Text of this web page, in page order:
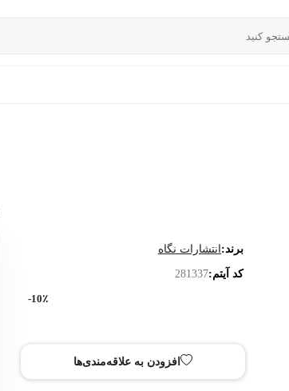
برند: انتشارات نگاه
کد آیتم:281337
10٪-
افزودن به علاقه‌مندی‌ها